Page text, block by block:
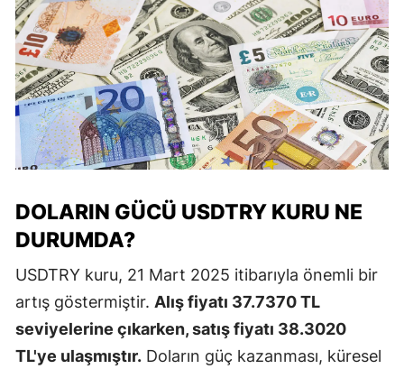
DOLARIN GÜCÜ USDTRY KURU NE
DURUMDA?
USDTRY kuru, 21 Mart 2025 itibarıyla önemli bir
artış göstermiştir. Alış fiyatı 37.7370 TL
seviyelerine çıkarken, satış fiyatı 38.3020
TL'ye ulaşmıştır. Doların güç kazanması, küresel